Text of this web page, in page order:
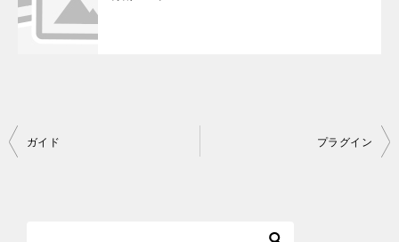
投
ガイド プラグイン